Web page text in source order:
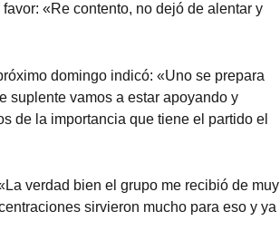
«Re contento, no dejó de alentar y
domingo indicó: «Uno se prepara
suplente vamos a estar apoyando y
de la importancia que tiene el partido el
verdad bien el grupo me recibió de muy
sirvieron mucho para eso y ya